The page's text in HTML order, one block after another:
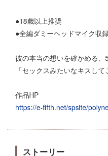
●18歳以上推奨
●全編ダミーヘッドマイク収
彼の本当の想いを確かめる、5
「セックスみたいなキスし
作品HP
https://e-fifth.net/spsite/
ストーリー